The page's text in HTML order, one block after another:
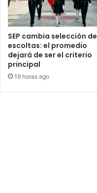
SEP cambia selección de
escoltas: el promedio
dejará de ser el criterio
principal
19 horas ago